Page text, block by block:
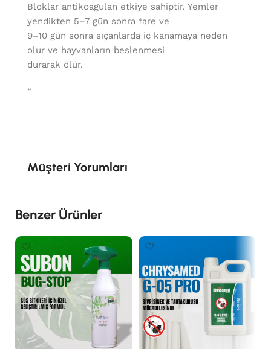
Bloklar antikoagulan etkiye sahiptir. Yemler
yendikten 5–7 gün sonra fare ve
9–10 gün sonra sıçanlarda iç kanamaya neden
olur ve hayvanların beslenmesi
durarak ölür.
“
Müşteri Yorumları
Benzer Ürünler